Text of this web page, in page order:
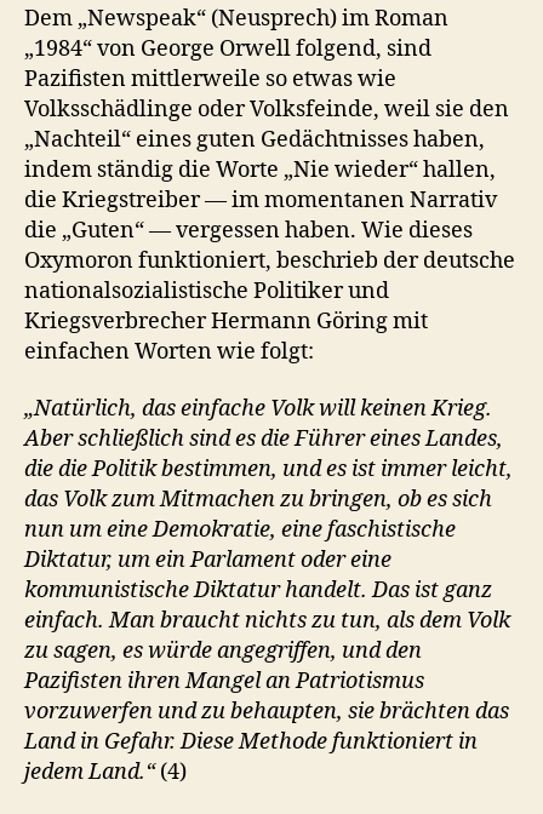
Dem „Newspeak“ (Neusprech) im Roman
„1984“ von George Orwell folgend, sind
Pazifisten mittlerweile so etwas wie
Volksschädlinge oder Volksfeinde, weil sie den
„Nachteil“ eines guten Gedächtnisses haben,
indem ständig die Worte „Nie wieder“ hallen,
die Kriegstreiber — im momentanen Narrativ
die „Guten“ — vergessen haben. Wie dieses
Oxymoron funktioniert, beschrieb der deutsche
nationalsozialistische Politiker und
Kriegsverbrecher Hermann Göring mit
einfachen Worten wie folgt:
„Natürlich, das einfache Volk will keinen Krieg.
Aber schließlich sind es die Führer eines Landes,
die die Politik bestimmen, und es ist immer leicht,
das Volk zum Mitmachen zu bringen, ob es sich
nun um eine Demokratie, eine faschistische
Diktatur, um ein Parlament oder eine
kommunistische Diktatur handelt. Das ist ganz
einfach. Man braucht nichts zu tun, als dem Volk
zu sagen, es würde angegriffen, und den
Pazifisten ihren Mangel an Patriotismus
vorzuwerfen und zu behaupten, sie brächten das
Land in Gefahr. Diese Methode funktioniert in
jedem Land.“(4)